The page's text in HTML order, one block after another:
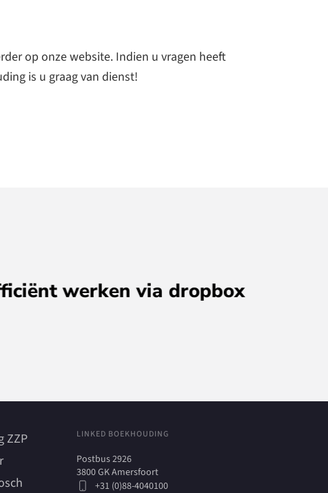
op onze website. Indien u vragen heeft
is u graag van dienst!
ZZP
LINKED BOEKHOUDING
Postbus 2926
3800 GK Amersfoort
+31 (0)88-4040100